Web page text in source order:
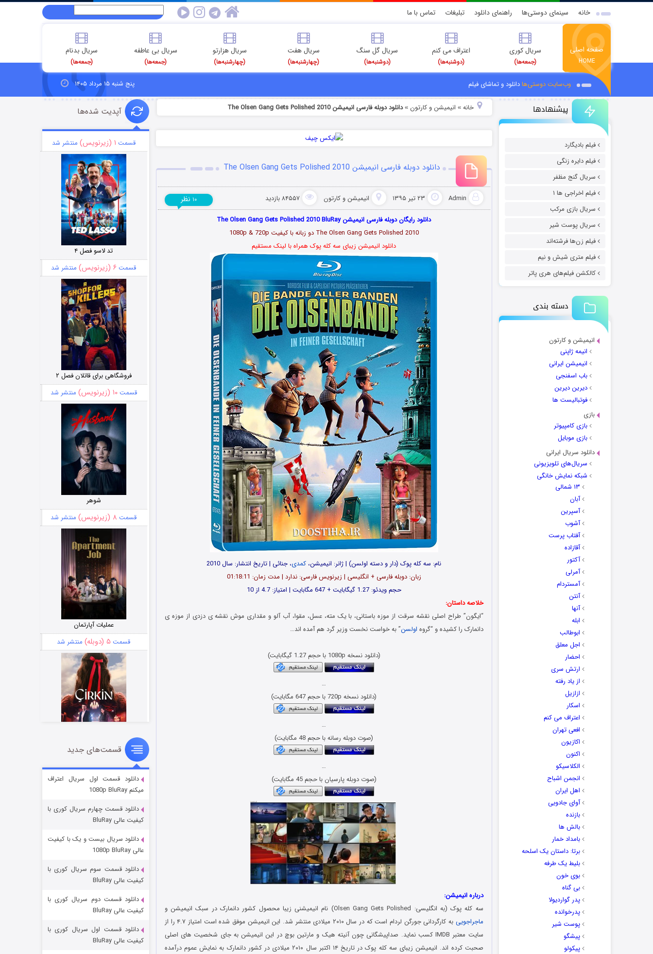
خانه سینمای دوستی‌ها راهنمای دانلود تبلیغات تماس با ما
صفحه اصلی
HOME
سریال کوری
(جمعه‌ها)
اعتراف می کنم
(دوشنبه‌ها)
سریال گل سنگ
(دوشنبه‌ها)
سریال هفت
(چهارشنبه‌ها)
سریال هزارتو
(چهارشنبه‌ها)
سریال بی عاطفه
(جمعه‌ها)
سریال بدنام
(جمعه‌ها)
وب‌سایت دوستی‌هادانلود و تماشای فیلم پنج شنبه ۱۵ مرداد ۱۴۰۵
پیشنهادها
فیلم بادیگارد
فیلم دایره زنگی
سریال گنج مظفر
فیلم اخراجی ها ۱
سریال بازی مرکب
سریال پوست شیر
فیلم زن‌ها فرشته‌اند
فیلم متری شیش و نیم
کالکشن فیلم‌های هری پاتر
دسته بندی
انیمیشن و کارتون
انیمه ژاپنی
انیمیشن ایرانی
باب اسفنجی
دیرین دیرین
فوتبالیست ها
بازی
بازی کامپیوتر
بازی موبایل
دانلود سریال ایرانی
سریال‌های تلویزیونی
شبکه نمایش خانگی
۱۳ شمالی
آبان
آسپرین
آشوب
آفتاب پرست
آقازاده
آکتور
آمرلی
آمستردام
آنتن
آنها
ابله
ابوطالب
اجل معلق
احضار
ارتش سری
از یاد رفته
ازازیل
اسکار
اعتراف می کنم
افعی تهران
اکازیون
اکنون
الکلاسیکو
انجمن اشباح
اهل ایران
آوای جادویی
بازنده
بالش ها
بامداد خمار
برتا: داستان یک اسلحه
بلیط یک‌‌ طرفه
بوی خون
بی گناه
پدر گواردیولا
پدرخوانده
پوست شیر
پیشگو
پیکولو
خانه» انیمیشن و کارتون »دانلود دوبله فارسی انیمیشن The Olsen Gang Gets Polished 2010
دانلود دوبله فارسی انیمیشن The Olsen Gang Gets Polished 2010
Admin ۲۳ تیر ۱۳۹۵ انیمیشن و کارتون ۸۴۵۵۷ بازدید ۱۰ نظر
دانلود رایگان دوبله فارسی انیمیشن The Olsen Gang Gets Polished 2010 BluRay
The Olsen Gang Gets Polished 2010 دو زبانه با کیفیت 1080p & 720p
دانلود انیمیشن زیبای سه کله پوک همراه با لینک مستقیم
نام: سه کله پوک (دار و دسته اولسن) | ژانر: انیمیشن، کمدی، جنائی | تاریخ انتشار: سال 2010
زبان: دوبله فارسی + انگلیسی | زیرنویس فارسی: ندارد | مدت زمان: 01:18:11
حجم ویدئو: 1.27 گیگابایت + 647 مگابایت | امتیاز: 4.7 از 10
خلاصه داستان:
“ایگون” طراح اصلی نقشه سرقت از موزه باستانی، با یک مته، عسل، مقوا، آب آلو و مقداری موش نقشه ی دزدی از موزه ی
دانمارک را کشیده و “گروه اولسن” به خواست نخست وزیر گرد هم آمده اند…
(دانلود نسخه 1080p با حجم 1.27 گیگابایت)
…
(دانلود نسخه 720p با حجم 647 مگابایت)
…
(صوت دوبله رسانه با حجم 48 مگابایت)
…
(صوت دوبله پارسیان با حجم 45 مگابایت)
درباره انیمیشن:
سه کله پوک (به انگلیسی: Olsen Gang Gets Polished) نام انیمیشنی زیبا محصول کشور دانمارک در سبک انیمیشن و
ماجراجویی
به کارگردانی جورگن لردام است که در سال ۲۰۱۰ میلادی منتشر شد. این انیمیشن موفق شده است امتیاز ۴.۷ را از
سایت معتبر IMDB کسب نماید. صداپیشگانی چون آنیته هیک و مارتین بوچ در این انیمیشن به جای شخصیت های اصلی
صحبت کرده اند. انیمیشن زیبای سه کله پوک در تاریخ ۱۴ اکتبر سال ۲۰۱۰ میلادی در کشور دانمارک به نمایش عموم درآمده
آپدیت شده‌ها
قسمت ۱ (زیرنویس) منتشر شد
تد لاسو فصل ۴
قسمت ۶ (زیرنویس) منتشر شد
فروشگاهی برای قاتلان فصل ۲
قسمت۱۰ (زیرنویس) منتشر شد
شوهر
قسمت ۸ (زیرنویس) منتشر شد
عملیات آپارتمان
قسمت ۵ (دوبله) منتشر شد
سریال زشت
قسمت۲ (زیرنویس) منتشر شد
مردگان متحرک: شهر مرده ۳
قسمت‌های جدید
دانلود قسمت اول سریال اعتراف
میکنم 1080p BluRay
دانلود قسمت چهارم سریال کوری با
کیفیت عالی BluRay
دانلود سریال بیست و یک با کیفیت
عالی 1080p BluRay
دانلود قسمت سوم سریال کوری با
کیفیت عالی BluRay
دانلود قسمت دوم سریال کوری با
کیفیت عالی BluRay
دانلود قسمت اول سریال کوری با
کیفیت عالی BluRay